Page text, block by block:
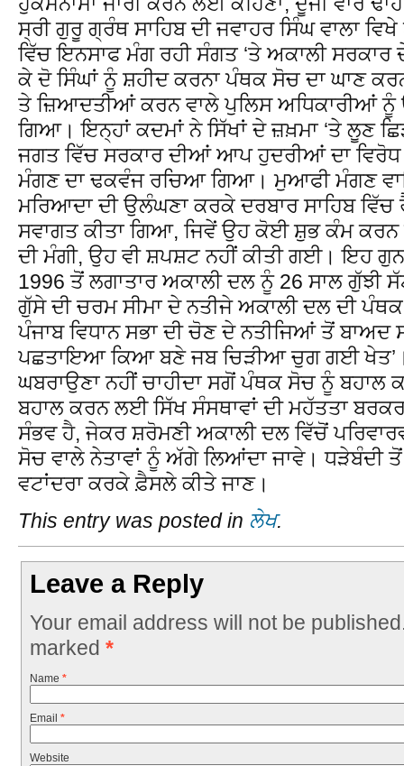
ਸ੍ਰੀ ਗੁਰੂ ਗ੍ਰੰਥ ਸਾਹਿਬ ਦੀ ਜਵਾਹਰ ਸਿੰਘ ਵਾਲਾ
ਵਿੱਚ ਇਨਸਾਫ ਮੰਗ ਰਹੀ ਸੰਗਤ ‘ਤੇ ਅਕਾਲੀ
ਕੇ ਦੋ ਸਿੰਘਾਂ ਨੂੰ ਸ਼ਹੀਦ ਕਰਨਾ ਪੰਥਕ ਸੋਚ ਦਾ ਘਾਣ
ਤੇ ਜ਼ਿਆਦਤੀਆਂ ਕਰਨ ਵਾਲੇ ਪੁਲਿਸ ਅਧਿਕਾਰੀਆਂ
ਗਿਆ। ਇਨ੍ਹਾਂ ਕਦਮਾਂ ਨੇ ਸਿੱਖਾਂ ਦੇ ਜ਼ਖ਼ਮਾ ‘ਤੇ ਲੂਣ
ਜਗਤ ਵਿੱਚ ਸਰਕਾਰ ਦੀਆਂ ਆਪ ਹੁਦਰੀਆਂ ਦਾ
ਮੰਗਣ ਦਾ ਢਕਵੰਜ ਰਚਿਆ ਗਿਆ। ਮੁਆਫੀ ਮੰਗਣ
ਮਰਿਆਦਾ ਦੀ ਉਲੰਘਣਾ ਕਰਕੇ ਦਰਬਾਰ ਸਾਹਿਬ ਵਿੱਚ
ਸਵਾਗਤ ਕੀਤਾ ਗਿਆ, ਜਿਵੇਂ ਉਹ ਕੋਈ ਸ਼ੁਭ ਕੰਮ
ਦੀ ਮੰਗੀ, ਉਹ ਵੀ ਸ਼ਪਸ਼ਟ ਨਹੀਂ ਕੀਤੀ ਗਈ। ਇਹ
1996 ਤੋਂ ਲਗਾਤਾਰ ਅਕਾਲੀ ਦਲ ਨੂੰ 26 ਸਾਲ ਗੁੱਝੀ
ਗੁੱਸੇ ਦੀ ਚਰਮ ਸੀਮਾ ਦੇ ਨਤੀਜੇ ਅਕਾਲੀ ਦਲ ਦੀ
ਪੰਜਾਬ ਵਿਧਾਨ ਸਭਾ ਦੀ ਚੋਣ ਦੇ ਨਤੀਜਿਆਂ ਤੋਂ
ਪਛਤਾਇਆ ਕਿਆ ਬਣੇ ਜਬ ਚਿੜੀਆ ਚੁਗ ਗਈ
ਘਬਰਾਉਣਾ ਨਹੀਂ ਚਾਹੀਦਾ ਸਗੋਂ ਪੰਥਕ ਸੋਚ ਨੂੰ ਬਹਾਲ
ਬਹਾਲ ਕਰਨ ਲਈ ਸਿੱਖ ਸੰਸਥਾਵਾਂ ਦੀ ਮਹੱਤਤਾ
ਸੰਭਵ ਹੈ, ਜੇਕਰ ਸ਼ਰੋਮਣੀ ਅਕਾਲੀ ਦਲ ਵਿੱਚੋਂ
ਸੋਚ ਵਾਲੇ ਨੇਤਾਵਾਂ ਨੂੰ ਅੱਗੇ ਲਿਆਂਦਾ ਜਾਵੇ। ਧੜੇਬੰਦੀ
ਵਟਾਂਦਰਾ ਕਰਕੇ ਫ਼ੈਸਲੇ ਕੀਤੇ ਜਾਣ।
This entry was posted in ਲੇਖ.
Leave a Reply
Your email address will not be
marked *
Name *
Email *
Website